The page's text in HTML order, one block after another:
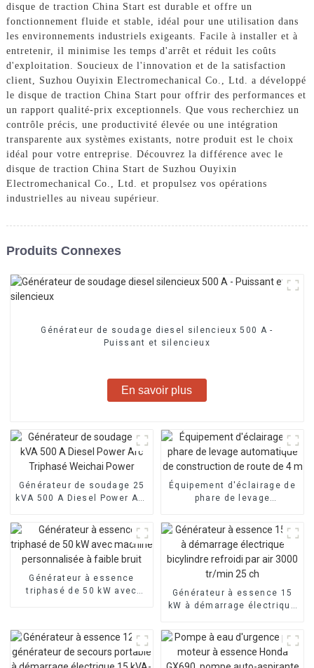
disque de traction China Start est durable et offre un
fonctionnement fluide et stable, idéal pour une utilisation dans
les environnements industriels exigeants. Facile à installer et à
entretenir, il minimise les temps d'arrêt et réduit les coûts
d'exploitation. Soucieux de l'innovation et de la satisfaction
client, Suzhou Ouyixin Electromechanical Co., Ltd. a développé
le disque de traction China Start pour offrir des performances et
un rapport qualité-prix exceptionnels. Que vous recherchiez un
contrôle précis, une productivité élevée ou une intégration
transparente aux systèmes existants, notre produit est le choix
idéal pour votre entreprise. Découvrez la différence avec le
disque de traction China Start de Suzhou Ouyixin
Electromechanical Co., Ltd. et propulsez vos opérations
industrielles au niveau supérieur.
Produits Connexes
Générateur de soudage diesel silencieux 500 A -
Puissant et silencieux
En savoir plus
Générateur de soudage 25
kVA 500 A Diesel Power Arc
Équipement d'éclairage de
phare de levage
construction de route de 4
m
Générateur à essence
triphasé de 50 kW avec
Générateur à essence 15
kW à démarrage électrique
3000 tr/min 25 ch